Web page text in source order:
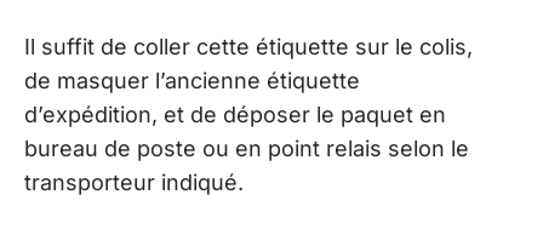
Il suffit de coller cette étiquette sur le colis,
de masquer l’ancienne étiquette
d’expédition, et de déposer le paquet en
bureau de poste ou en point relais selon le
transporteur indiqué.